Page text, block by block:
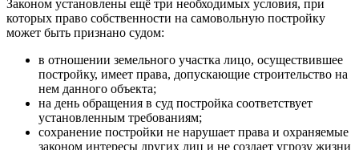
Законом установлены ещё три необходимых условия, при
которых право собственности на самовольную постройку
может быть признано судом:
в отношении земельного участка лицо, осуществившее
постройку, имеет права, допускающие строительство на
нем данного объекта;
на день обращения в суд постройка соответствует
установленным требованиям;
сохранение постройки не нарушает права и охраняемые
законом интересы других лиц и не создает угрозу жизни